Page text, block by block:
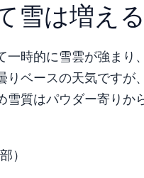
雪は増え
時的に雪雲が強まり
ベースの天気ですが、
質はパウダー寄りか
）